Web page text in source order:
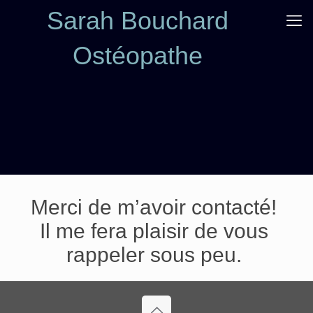
Sarah Bouchard
Ostéopathe
Merci de m’avoir contacté!
Il me fera plaisir de vous
rappeler sous peu.